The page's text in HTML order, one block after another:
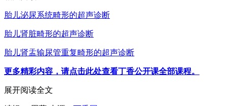
胎儿泌尿系统畸形的超声诊断
胎儿肾脏畸形的超声诊断
胎儿肾盂输尿管重复畸形的超声诊断
更多精彩内容，请点击此处查看丁香公开课全部课程。
展开阅读全文